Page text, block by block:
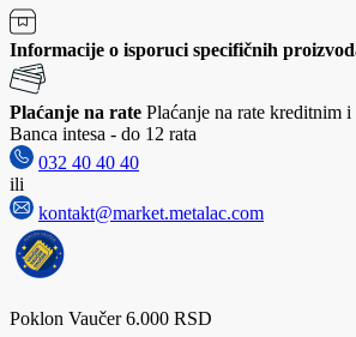
Informacije o isporuci specifičnih
Plaćanje na rate Plaćanje na rate kreditnim
Banca intesa - do 12 rata
032 40 40 40
ili
kontakt@market.metalac.com
Poklon Vaučer 6.000 RSD